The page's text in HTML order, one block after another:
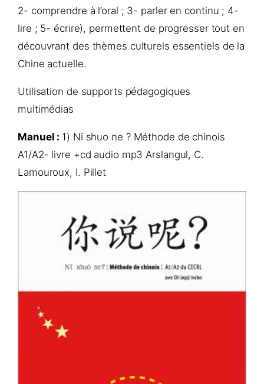
2- comprendre à l’oral ; 3- parler en continu ; 4-
lire ; 5- écrire), permettent de progresser tout en
découvrant des thèmes culturels essentiels de la
Chine actuelle.
Utilisation de supports pédagogiques
multimédias
Manuel : 1) Ni shuo ne ? Méthode de chinois
A1/A2- livre +cd audio mp3 Arslangul, C.
Lamouroux, I. Pillet